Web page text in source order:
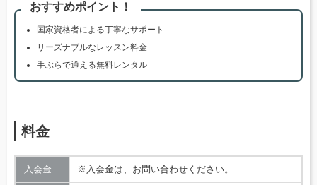
おすすめポイント！
国家資格者による丁寧なサポート
リーズナブルなレッスン料金
手ぶらで通える無料レンタル
料金
入会金 ※入会金は、お問い合わせください。